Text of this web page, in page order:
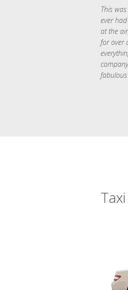
This
ever
at the
for over
fabulous
Taxi